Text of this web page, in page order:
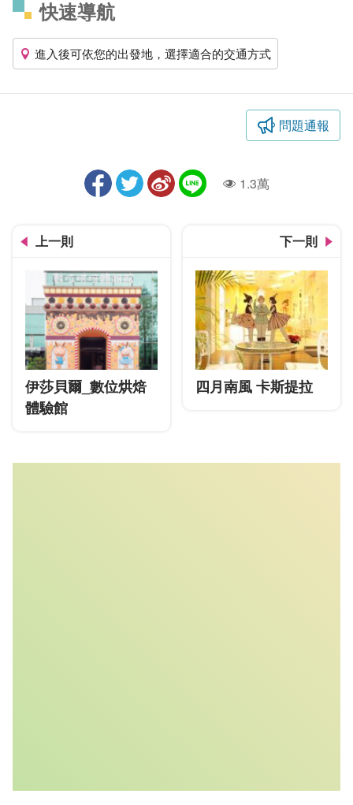
快速導航
進入後可依您的出發地，選擇適合的交通方式
問題通報
人氣1.3萬
上一則
伊莎貝爾_數位烘焙
體驗館
下一則
四月南風 卡斯提拉